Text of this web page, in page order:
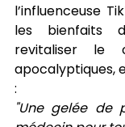
l’influenceuse
les bienfaits
revitaliser le
apocalyptiques,
:
"Une gelée de